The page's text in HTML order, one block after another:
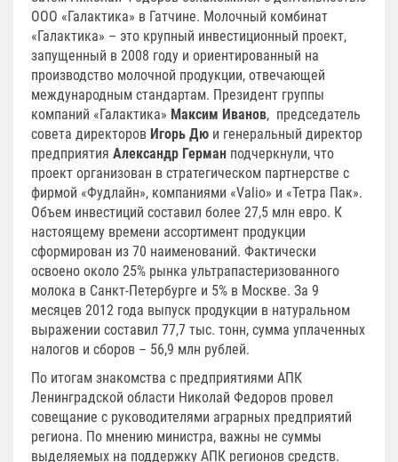
ООО «Галактика» в Гатчине. Молочный комбинат
«Галактика» – это крупный инвестиционный проект,
запущенный в 2008 году и ориентированный на
производство молочной продукции, отвечающей
международным стандартам. Президент группы
компаний «Галактика» Максим Иванов, председатель
совета директоров Игорь Дю и генеральный директор
предприятия Александр Герман подчеркнули, что
проект организован в стратегическом партнерстве с
фирмой «Фудлайн», компаниями «Valio» и «Тетра Пак».
Объем инвестиций составил более 27,5 млн евро. К
настоящему времени ассортимент продукции
сформирован из 70 наименований. Фактически
освоено около 25% рынка ультрапастеризованного
молока в Санкт-Петербурге и 5% в Москве. За 9
месяцев 2012 года выпуск продукции в натуральном
выражении составил 77,7 тыс. тонн, сумма уплаченных
налогов и сборов – 56,9 млн рублей.
По итогам знакомства с предприятиями АПК
Ленинградской области Николай Федоров провел
совещание с руководителями аграрных предприятий
региона. По мнению министра, важны не суммы
выделяемых на поддержку АПК регионов средств.